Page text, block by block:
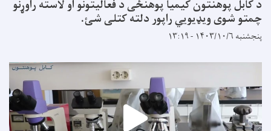
د کابل پوهنتون کیمیا پوهنځی د فعالیتونو او لاسته راوړنو
چمتو شوی ویډیویي راپور دلته کتلی شئ.
پنجشنبه ۱۴۰۳/۱۰/۶ - ۱۳:۱۹